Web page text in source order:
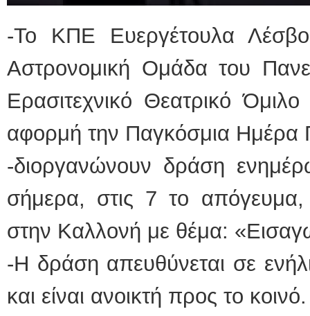
-Το ΚΠΕ Ευεργέτουλα
Αστρονομική Ομάδα του
Ερασιτεχνικό Θεατρικό
αφορμή την Παγκόσμια Ημέρα
-διοργανώνουν δράση
σήμερα, στις 7 το
στην Καλλονή με θέμα:
-Η δράση απευθύνεται σε
και είναι ανοικτή προς το κοινό.